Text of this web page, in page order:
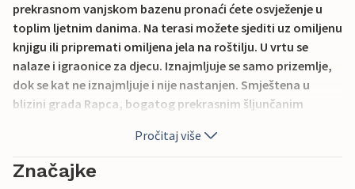
prekrasnom vanjskom bazenu pronaći ćete osvježenje u
toplim ljetnim danima. Na terasi možete sjediti uz omiljenu
knjigu ili pripremati omiljena jela na roštilju. U vrtu se
nalaze i igraonice za djecu. Iznajmljuje se samo prizemlje,
dok se kat ne iznajmljuje i nije nastanjen. Smještena u
blizini grada Rapca, bogatog prekrasnim šljunčanim
zasigurno pružiti ugodan i opuštajući odmor. Tijekom svog
boravka svakako posjetite povijesnu jezgru starog grada
Labina, gdje se ljeti održavaju brojna kulturna događanja,
Pročitaj više
Značajke